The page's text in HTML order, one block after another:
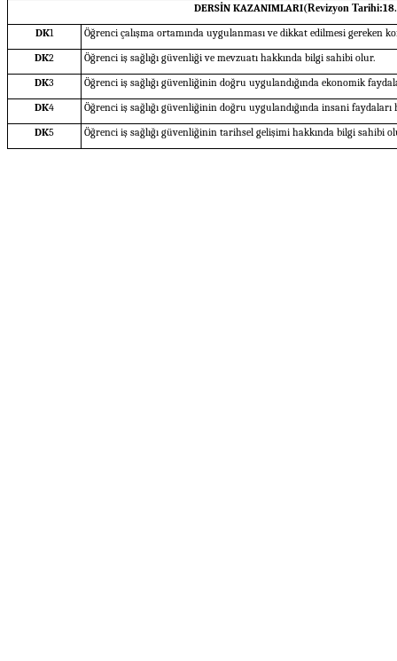
DERSİN KAZANIMLARI(Revizyon Tarihi:
DK1
Öğrenci çalışma ortamında uygulanması ve dikkat edilmesi gereken
DK2
Öğrenci iş sağlığı güvenliği ve mevzuatı hakkında bilgi sahibi olur.
DK3
Öğrenci iş sağlığı güvenliğinin doğru uygulandığında ekonomik
DK4
Öğrenci iş sağlığı güvenliğinin doğru uygulandığında insani
DK5 Öğrenci iş sağlığı güvenliğinin tarihsel gelişimi hakkında bilgi sahibi